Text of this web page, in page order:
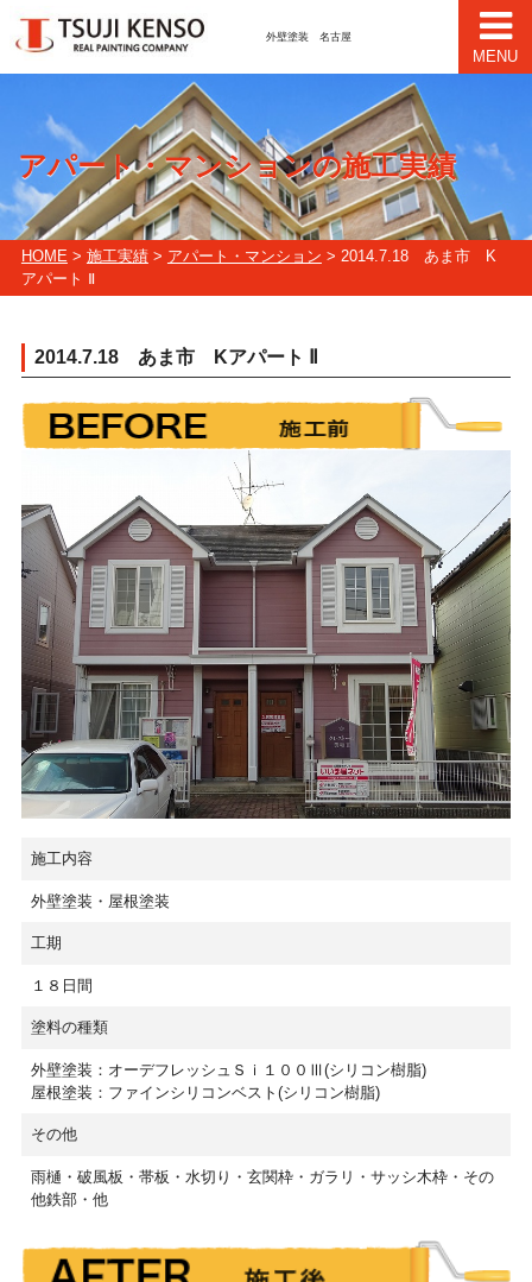
外壁塗装 名古屋
MENU
アパート・マンションの施工実績
HOME> 施工実績> アパート・マンション > 2014.7.18 あま市 K
アパート Ⅱ
2014.7.18 あま市 Kアパート Ⅱ
施工内容
外壁塗装・屋根塗装
工期
１８日間
塗料の種類
外壁塗装：オーデフレッシュＳｉ１００Ⅲ(シリコン樹脂)
屋根塗装：ファインシリコンベスト(シリコン樹脂)
その他
雨樋・破風板・帯板・水切り・玄関枠・ガラリ・サッシ木枠・その
他鉄部・他